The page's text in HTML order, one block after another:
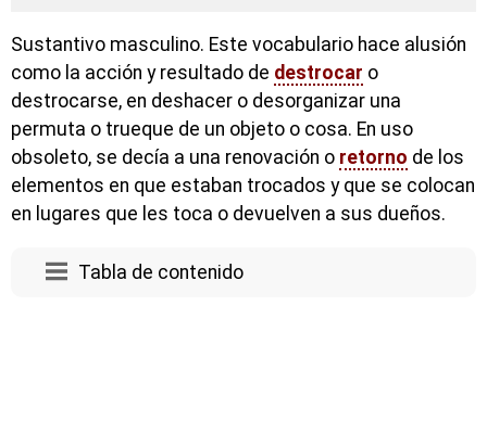
Sustantivo masculino. Este vocabulario hace alusión
como la acción y resultado de destrocar o
destrocarse, en deshacer o desorganizar una
permuta o trueque de un objeto o cosa. En uso
obsoleto, se decía a una renovación o retorno de los
elementos en que estaban trocados y que se colocan
en lugares que les toca o devuelven a sus dueños.
Tabla de contenido